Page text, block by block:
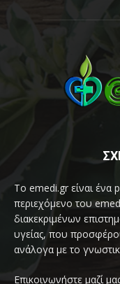
Το emedi.gr είναι ένα
περιεχόμενο του
διακεκριμένων
υγείας, που
ανάλογα με το
Επικοινωνήστε μαζί